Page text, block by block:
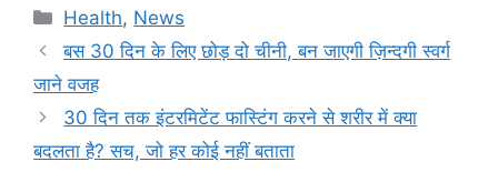
Categories
Health, News
बस 30 दिन के लिए छोड़ दो चीनी, बन जाएगी ज़िन्दगी स्वर्ग
जाने वजह
30 दिन तक इंटरमिटेंट फास्टिंग करने से शरीर में क्या
बदलता है? सच, जो हर कोई नहीं बताता